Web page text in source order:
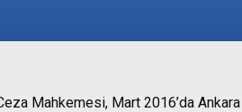
Mahkemesi, Mart 2016’da Ankara